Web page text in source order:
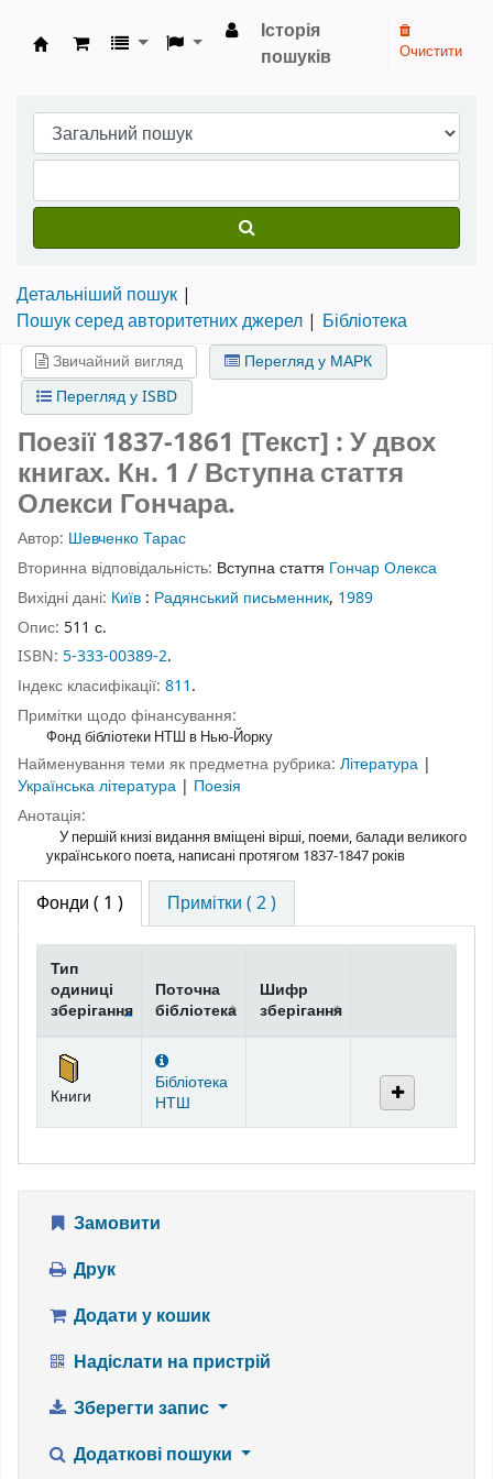
Бібліотека НТШ › Електронний каталог
Історія
пошуків
Очистити
Детальніший пошук
Пошук серед авторитетних джерел
Бібліотека
Звичайний вигляд
Перегляд у МАРК
Перегляд у ISBD
Поезії 1837-1861 [Текст] : У двох
книгах. Кн. 1 / Вступна стаття
Олекси Гончара.
Автор: Шевченко Тарас
Вторинна відповідальність: Вступна стаття Гончар Олекса
Вихідні дані: Київ : Радянський письменник, 1989
Опис: 511 с.
ISBN: 5-333-00389-2.
Індекс класифікації: 811.
Примітки щодо фінансування:
Фонд бібліотеки НТШ в Нью-Йорку
Найменування теми як предметна рубрика: Література |
Українська література | Поезія
Анотація:
У першій книзі видання вміщені вірші, поеми, балади великого
українського поета, написані протягом 1837-1847 років
Фонди ( 1 ) Примітки ( 2 )
Фонди
Тип
одиниці
зберігання
Поточна
бібліотека
Шифр
зберігання
Книги
Бібліотека
НТШ
Замовити
Друк
Додати у кошик
Надіслати на пристрій
Зберегти запис
Додаткові пошуки